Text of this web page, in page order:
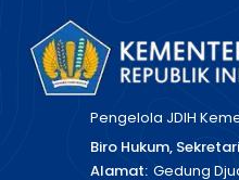
Pengelola JDIH
Biro Hukum,
Alamat: Gedung